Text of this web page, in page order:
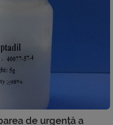
de urgență a